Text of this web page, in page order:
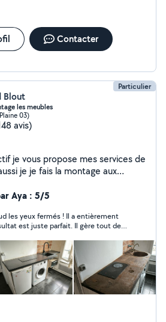
Contacter
Particulier
Blout
les meubles
03)
avis)
je vous propose mes services de
je je fais la montage aux
et aussi parquet. N'hésitez
Aya : 5/5
les yeux fermés ! Il a entièrement
est juste parfait. Il gère tout de
travaille vite et proprement, toujours
— on voit tout de suite que c’est
J’ai énormément
professionnalisme et surtout sa
temps, avance efficacement, et
fait avec soin et précision. Le rendu